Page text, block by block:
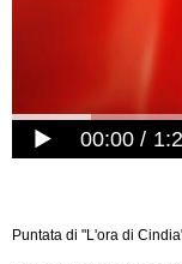
00:00
Puntata di "L'ora di